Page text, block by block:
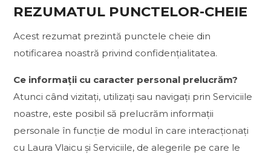
REZUMATUL PUNCTELOR-CHEIE
Acest rezumat prezintă punctele cheie din
notificarea noastră privind confidențialitatea.
Ce informații cu caracter personal prelucrăm?
Atunci când vizitați, utilizați sau navigați prin Serviciile
noastre, este posibil să prelucrăm informații
personale în funcție de modul în care interacționați
cu Laura Vlaicu și Serviciile, de alegerile pe care le